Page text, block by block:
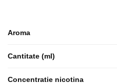
Aroma
Cantitate (ml)
Concentratie nicotina